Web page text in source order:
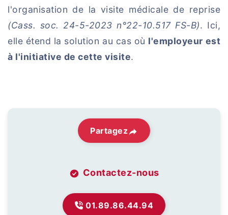
l'organisation de la visite médicale de reprise
(Cass. soc. 24-5-2023 n°22-10.517 FS-B). Ici,
elle étend la solution au cas où l'employeur est
à l'initiative de cette visite.
Partagez
Contactez-nous
01.89.86.44.94